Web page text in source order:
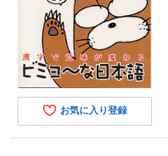
お気に入り登録